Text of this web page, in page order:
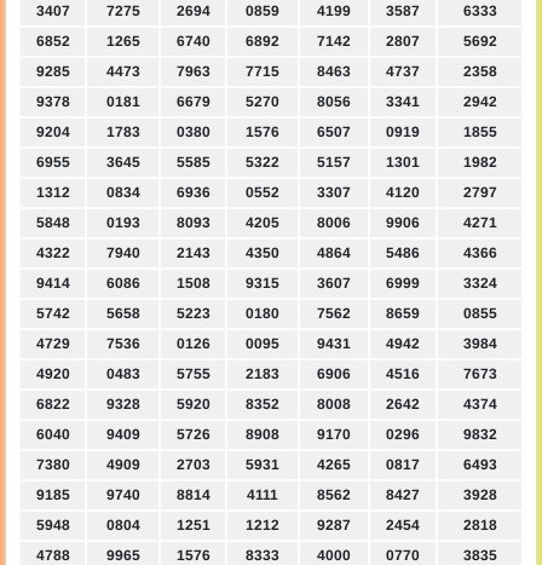
3407
7275 2694 0859 4199 3587
6333
6852
1265 6740 6892 7142 2807
5692
9285
4473 7963 7715 8463 4737
2358
9378
0181 6679 5270 8056 3341
2942
9204
1783 0380 1576 6507 0919
1855
6955
3645 5585 5322 5157 1301
1982
1312
0834 6936 0552 3307 4120
2797
5848
0193 8093 4205 8006 9906
4271
4322
7940 2143 4350 4864 5486
4366
9414
6086 1508 9315 3607 6999
3324
5742
5658 5223 0180 7562 8659
0855
4729
7536 0126 0095 9431 4942
3984
4920
0483 5755 2183 6906 4516
7673
6822
9328 5920 8352 8008 2642
4374
6040
9409 5726 8908 9170 0296
9832
7380
4909 2703 5931 4265 0817
6493
9185
9740 8814 4111 8562 8427
3928
5948
0804 1251 1212 9287 2454
2818
4788
9965 1576 8333 4000 0770
3835